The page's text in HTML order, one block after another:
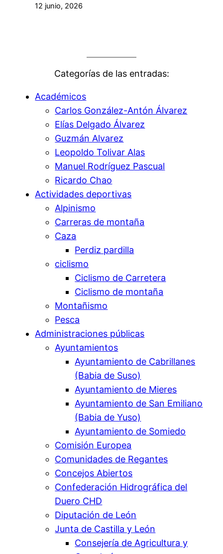
12 junio, 2026
Categorías de las entradas:
Académicos
Carlos González-Antón Álvarez
Elías Delgado Álvarez
Guzmán Alvarez
Leopoldo Tolivar Alas
Manuel Rodríguez Pascual
Ricardo Chao
Actividades deportivas
Alpinismo
Carreras de montaña
Caza
Perdiz pardilla
ciclismo
Ciclismo de Carretera
Ciclismo de montaña
Montañismo
Pesca
Administraciones públicas
Ayuntamientos
Ayuntamiento de Cabrillanes
(Babia de Suso)
Ayuntamiento de Mieres
Ayuntamiento de San Emiliano
(Babia de Yuso)
Ayuntamiento de Somiedo
Comisión Europea
Comunidades de Regantes
Concejos Abiertos
Confederación Hidrográfica del
Duero CHD
Diputación de León
Junta de Castilla y León
Consejería de Agricultura y